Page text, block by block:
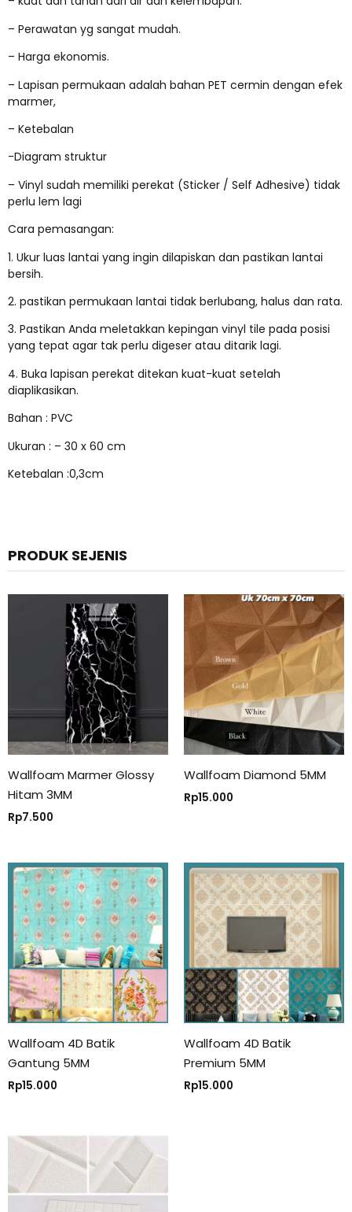
– Perawatan yg sangat mudah.
– Harga ekonomis.
– Lapisan permukaan adalah bahan PET cermin dengan efek
marmer,
– Ketebalan
-Diagram struktur
– Vinyl sudah memiliki perekat (Sticker / Self Adhesive) tidak
perlu lem lagi
Cara pemasangan:
1. Ukur luas lantai yang ingin dilapiskan dan pastikan lantai
bersih.
2. pastikan permukaan lantai tidak berlubang, halus dan rata.
3. Pastikan Anda meletakkan kepingan vinyl tile pada posisi
yang tepat agar tak perlu digeser atau ditarik lagi.
4. Buka lapisan perekat ditekan kuat-kuat setelah
diaplikasikan.
Bahan : PVC
Ukuran : – 30 x 60 cm
Ketebalan :0,3cm
PRODUK SEJENIS
Wallfoam Marmer Glossy
Hitam 3MM
Rp7.500
Wallfoam Diamond 5MM
Rp15.000
Wallfoam 4D Batik
Gantung 5MM
Rp15.000
Wallfoam 4D Batik
Premium 5MM
Rp15.000